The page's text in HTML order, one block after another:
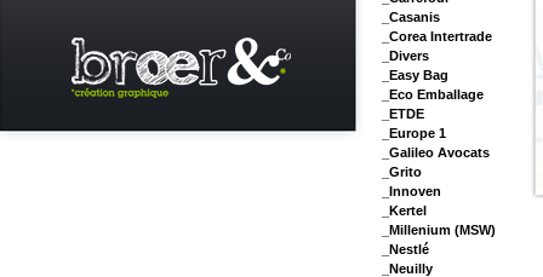
_Casanis
_Corea Intertrade
_Divers
_Easy Bag
_Eco Emballage
_ETDE
_Europe 1
_Galileo Avocats
_Grito
_Innoven
_Kertel
_Millenium (MSW)
_Nestlé
_Neuilly